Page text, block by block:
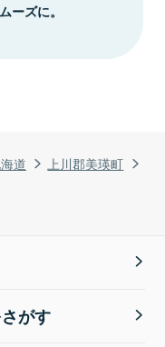
道
上川郡美瑛町
ーズに。
がす